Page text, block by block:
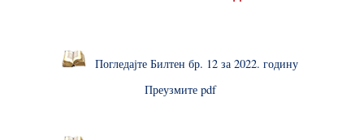
Погледајте Билтен бр. 12 за 2022. годину
Преузмите pdf